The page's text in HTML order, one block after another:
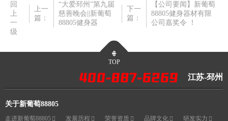
回
上
一
级
上一
篇：
“大爱邳州”第九届
慈善晚会||新葡萄
88805健身器
下一
篇：
【公司要闻】新葡萄
88805健身器材有限
公司嘉奖令 ！
TOP
江苏-邳州
关于新葡萄88805
走进新葡萄88805 发展历程 荣誉资质 品牌文化 研发实力